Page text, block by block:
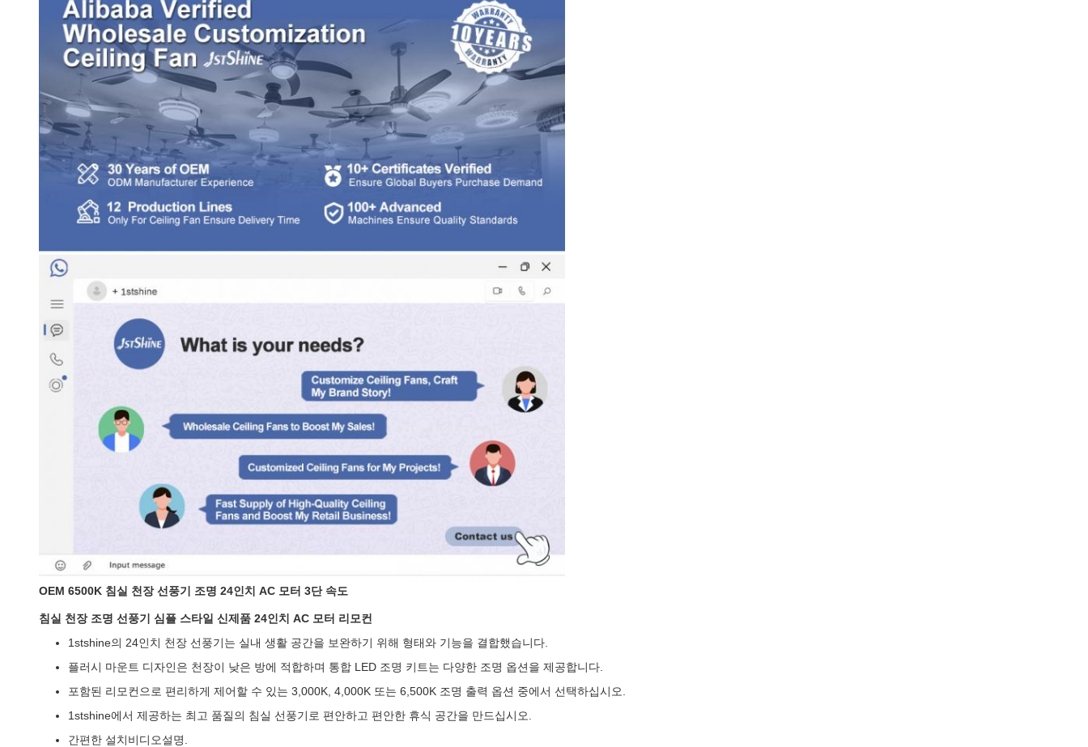
OEM 6500K 침실 천장 선풍기 조명 24인치 AC 모터 3단 속도
침실 천장 조명 선풍기 심플 스타일 신제품 24인치 AC 모터 리모컨
1stshine의 24인치 천장 선풍기는 실내 생활 공간을 보완하기 위해 형태와 기능을 결합했습니다.
플러시 마운트 디자인은 천장이 낮은 방에 적합하며 통합 LED 조명 키트는 다양한 조명 옵션을 제공합니다.
포함된 리모컨으로 편리하게 제어할 수 있는 3,000K, 4,000K 또는 6,500K 조명 출력 옵션 중에서 선택하십시오.
1stshine에서 제공하는 최고 품질의 침실 선풍기로 편안하고 편안한 휴식 공간을 만드십시오.
간편한 설치비디오설명